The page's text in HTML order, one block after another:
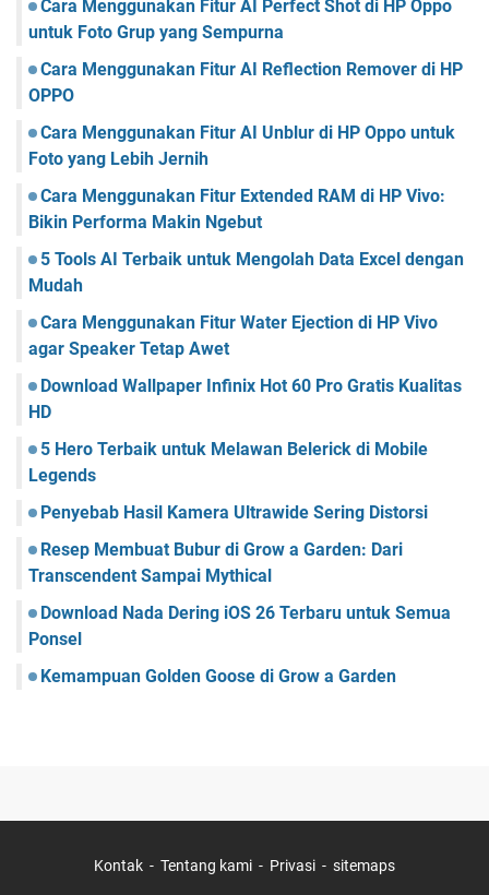
Cara Menggunakan Fitur AI Perfect Shot di HP Oppo
untuk Foto Grup yang Sempurna
Cara Menggunakan Fitur AI Reflection Remover di HP
OPPO
Cara Menggunakan Fitur AI Unblur di HP Oppo untuk
Foto yang Lebih Jernih
Cara Menggunakan Fitur Extended RAM di HP Vivo:
Bikin Performa Makin Ngebut
5 Tools AI Terbaik untuk Mengolah Data Excel dengan
Mudah
Cara Menggunakan Fitur Water Ejection di HP Vivo
agar Speaker Tetap Awet
Download Wallpaper Infinix Hot 60 Pro Gratis Kualitas
HD
5 Hero Terbaik untuk Melawan Belerick di Mobile
Legends
Penyebab Hasil Kamera Ultrawide Sering Distorsi
Resep Membuat Bubur di Grow a Garden: Dari
Transcendent Sampai Mythical
Download Nada Dering iOS 26 Terbaru untuk Semua
Ponsel
Kemampuan Golden Goose di Grow a Garden
Kontak Tentang kami Privasi sitemaps